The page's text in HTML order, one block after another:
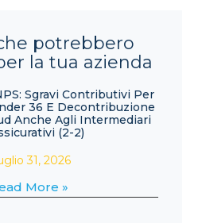
potrebbero
la tua azienda
Sgravi Contributivi Per
36 E Decontribuzione
Anche Agli Intermediari
(2-2)
31, 2026
More »